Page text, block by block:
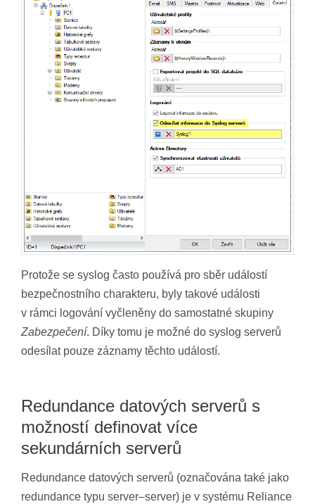
Protože se syslog často používá pro sběr událostí
bezpečnostního charakteru, byly takové události
v rámci logování vyčleněny do samostatné skupiny
Zabezpečení. Díky tomu je možné do syslog serverů
odesílat pouze záznamy těchto událostí.
Redundance datových serverů s
možností definovat více
sekundárních serverů
Redundance datových serverů (označována také jako
redundance typu server–server) je v systému Reliance